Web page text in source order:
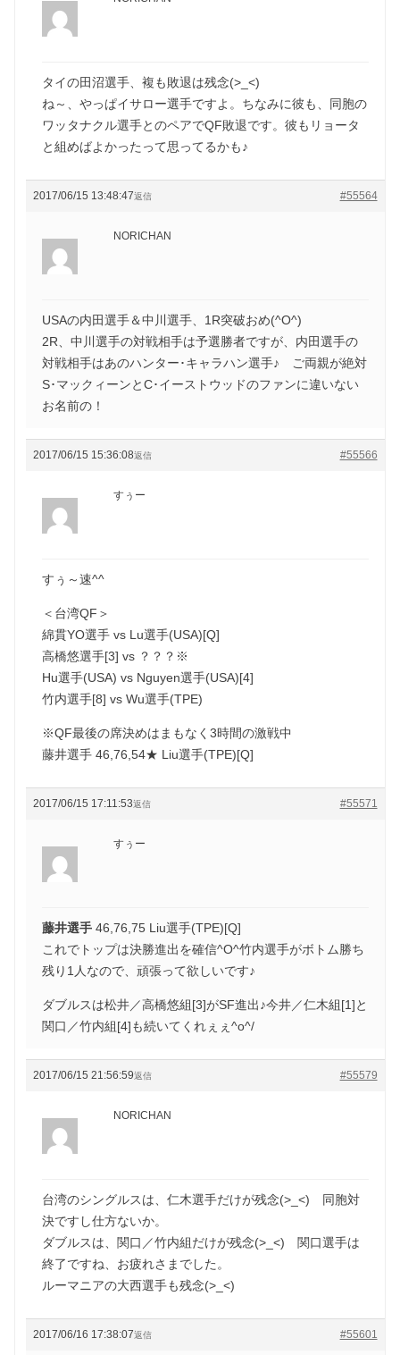
タイの田沼選手、複も敗退は残念(>_<)
ね～、やっぱイサロー選手ですよ。ちなみに彼も、同胞の
ワッタナクル選手とのペアでQF敗退です。彼もリョータ
と組めばよかったって思ってるかも♪
2017/06/15 13:48:47 #55564
返信
NORICHAN
USAの内田選手＆中川選手、1R突破おめ(^O^)
2R、中川選手の対戦相手は予選勝者ですが、内田選手の
対戦相手はあのハンター･キャラハン選手♪ ご両親が絶対
S･マックィーンとC･イーストウッドのファンに違いない
お名前の！
2017/06/15 15:36:08 #55566
返信
すぅー
すぅ～速^^
＜台湾QF＞
綿貫YO選手 vs Lu選手(USA)[Q]
高橋悠選手[3] vs ？？？※
Hu選手(USA) vs Nguyen選手(USA)[4]
竹内選手[8] vs Wu選手(TPE)
※QF最後の席決めはまもなく3時間の激戦中
藤井選手 46,76,54★ Liu選手(TPE)[Q]
2017/06/15 17:11:53 #55571
返信
すぅー
藤井選手 46,76,75 Liu選手(TPE)[Q]
これでトップは決勝進出を確信^O^竹内選手がボトム勝ち
残り1人なので、頑張って欲しいです♪
ダブルスは松井／高橋悠組[3]がSF進出♪今井／仁木組[1]と
関口／竹内組[4]も続いてくれぇぇ^o^/
2017/06/15 21:56:59 #55579
返信
NORICHAN
台湾のシングルスは、仁木選手だけが残念(>_<) 同胞対
決ですし仕方ないか。
ダブルスは、関口／竹内組だけが残念(>_<) 関口選手は
終了ですね、お疲れさまでした。
ルーマニアの大西選手も残念(>_<)
2017/06/16 17:38:07 #55601
返信